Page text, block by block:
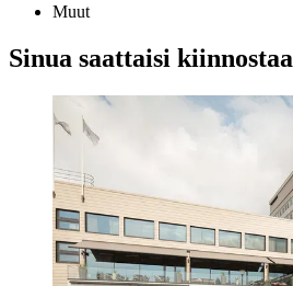
Muut
Sinua saattaisi kiinnostaa